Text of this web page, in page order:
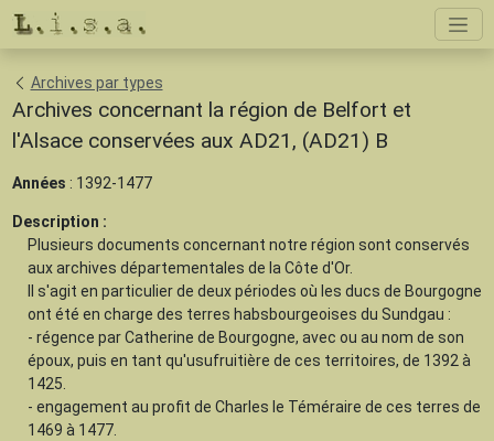
Archives par types
Archives concernant la région de Belfort et
l'Alsace conservées aux AD21, (AD21) B
Années : 1392-1477
Description :
Plusieurs documents concernant notre région sont conservés
aux archives départementales de la Côte d'Or.
Il s'agit en particulier de deux périodes où les ducs de Bourgogne
ont été en charge des terres habsbourgeoises du Sundgau :
- régence par Catherine de Bourgogne, avec ou au nom de son
époux, puis en tant qu'usufruitière de ces territoires, de 1392 à
1425.
- engagement au profit de Charles le Téméraire de ces terres de
1469 à 1477.